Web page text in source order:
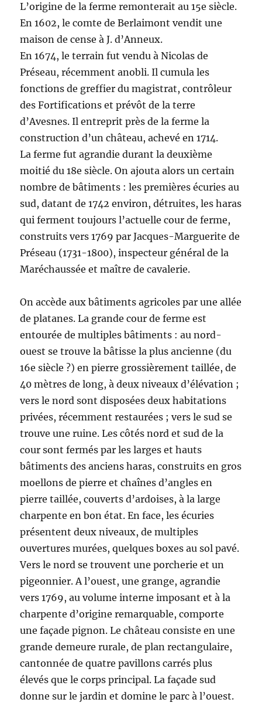
L’origine de la ferme remonterait au 15e siècle.
En 1602, le comte de Berlaimont vendit une
maison de cense à J. d’Anneux.
En 1674, le terrain fut vendu à Nicolas de
Préseau, récemment anobli. Il cumula les
fonctions de greffier du magistrat, contrôleur
des Fortifications et prévôt de la terre
d’Avesnes. Il entreprit près de la ferme la
construction d’un château, achevé en 1714.
La ferme fut agrandie durant la deuxième
moitié du 18e siècle. On ajouta alors un certain
nombre de bâtiments : les premières écuries au
sud, datant de 1742 environ, détruites, les haras
qui ferment toujours l’actuelle cour de ferme,
construits vers 1769 par Jacques-Marguerite de
Préseau (1731-1800), inspecteur général de la
Maréchaussée et maître de cavalerie.
On accède aux bâtiments agricoles par une allée
de platanes. La grande cour de ferme est
entourée de multiples bâtiments : au nord-
ouest se trouve la bâtisse la plus ancienne (du
16e siècle ?) en pierre grossièrement taillée, de
40 mètres de long, à deux niveaux d’élévation ;
vers le nord sont disposées deux habitations
privées, récemment restaurées ; vers le sud se
trouve une ruine. Les côtés nord et sud de la
cour sont fermés par les larges et hauts
bâtiments des anciens haras, construits en gros
moellons de pierre et chaînes d’angles en
pierre taillée, couverts d’ardoises, à la large
charpente en bon état. En face, les écuries
présentent deux niveaux, de multiples
ouvertures murées, quelques boxes au sol pavé.
Vers le nord se trouvent une porcherie et un
pigeonnier. A l’ouest, une grange, agrandie
vers 1769, au volume interne imposant et à la
charpente d’origine remarquable, comporte
une façade pignon. Le château consiste en une
grande demeure rurale, de plan rectangulaire,
cantonnée de quatre pavillons carrés plus
élevés que le corps principal. La façade sud
donne sur le jardin et domine le parc à l’ouest.